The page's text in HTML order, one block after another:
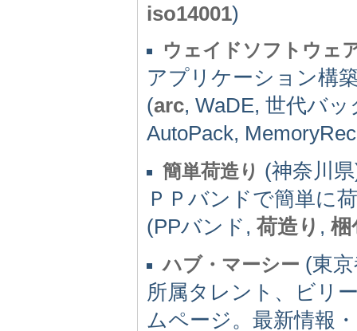
iso14001)
ウェイドソフトウェ
アプリケーション構
(arc, WaDE, 世代バ
AutoPack,
簡単荷造り (神奈川
ＰＰバンドで簡単に
(PPバンド, 荷造り , 梱
ハブ・マーシー (東
所属タレント、ビリ
ムページ。最新情報